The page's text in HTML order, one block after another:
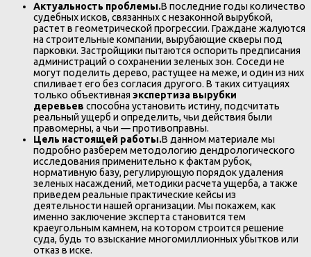
Актуальность проблемы.В последние годы количество
судебных исков, связанных с незаконной вырубкой,
растет в геометрической прогрессии. Граждане жалуются
на строительные компании, вырубающие скверы под
парковки. Застройщики пытаются оспорить предписания
администраций о сохранении зеленых зон. Соседи не
могут поделить дерево, растущее на меже, и один из них
спиливает его без согласия другого. В таких ситуациях
только объективная экспертиза вырубки
деревьев способна установить истину, подсчитать
реальный ущерб и определить, чьи действия были
правомерны, а чьи — противоправны.
Цель настоящей работы.В данном материале мы
подробно разберем методологию дендрологического
исследования применительно к фактам рубок,
нормативную базу, регулирующую порядок удаления
зеленых насаждений, методики расчета ущерба, а также
приведем реальные практические кейсы из
деятельности нашей организации. Мы покажем, как
именно заключение эксперта становится тем
краеугольным камнем, на котором строится решение
суда, будь то взыскание многомиллионных убытков или
отказ в иске.